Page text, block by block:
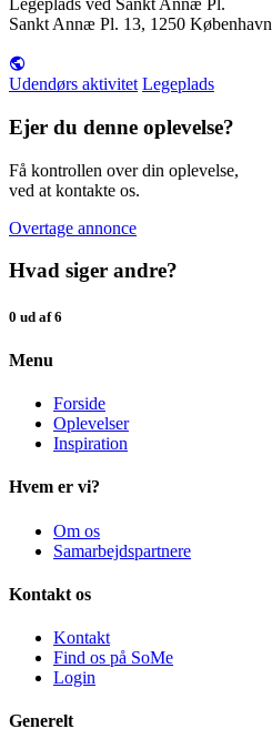
Legeplads ved Sankt Annæ Pl.
Sankt Annæ Pl. 13, 1250 København
Udendørs aktivitet Legeplads
Ejer du denne oplevelse?
Få kontrollen over din oplevelse,
ved at kontakte os.
Overtage annonce
Hvad siger andre?
0 ud af 6
Menu
Forside
Oplevelser
Inspiration
Hvem er vi?
Om os
Samarbejdspartnere
Kontakt os
Kontakt
Find os på SoMe
Login
Generelt